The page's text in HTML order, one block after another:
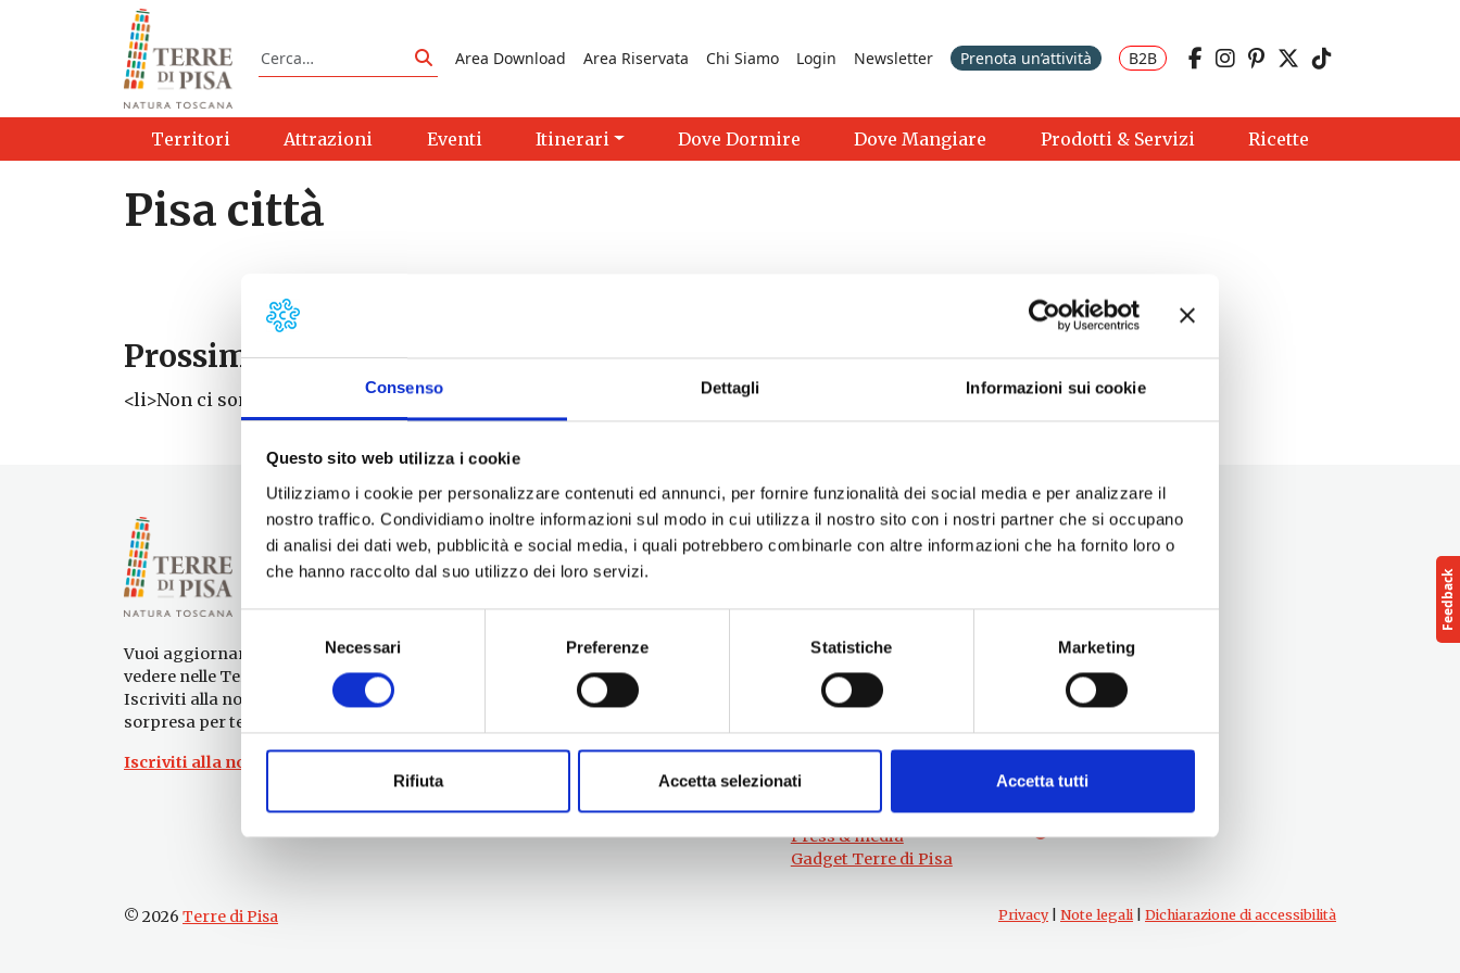
Consenso Dettagli Informazioni sui cookie
Questo sito web utilizza i cookie
Utilizziamo i cookie per personalizzare contenuti ed annunci, per fornire funzionalità dei social media e per analizzare il
nostro traffico. Condividiamo inoltre informazioni sul modo in cui utilizza il nostro sito con i nostri partner che si occupano
di analisi dei dati web, pubblicità e social media, i quali potrebbero combinarle con altre informazioni che ha fornito loro o
che hanno raccolto dal suo utilizzo dei loro servizi.
del
Necessari Preferenze Statistiche Marketing
Rifiuta Accetta selezionati Accetta tutti
Vai al contenuto
Cerca
Cerca
Area Download Area Riservata Chi Siamo Login Newsletter Prenota un’attività B2B
Territori Attrazioni Eventi Itinerari Dove Dormire Dove Mangiare Prodotti & Servizi Ricette
Pisa città
Prossimi eventi
<li>Non ci sono eventi con questo tag</li>
Vuoi aggiornamenti su cosa fare e cosa
vedere nelle Terre di Pisa?
Iscriviti alla nostra newsletter! Subito una
sorpresa per te!
Iscriviti alla nostra Newsletter!
Per informazioni
Servizio Promozione e Sviluppo delle
Ufficio Internazionalizzazione,
Turismo e Beni Culturali
turismo@tno.camcom.it
#lemieTerrediPisa
Esperienze
Territori
Itinerari
Prodotti e Servizi
Chi Siamo
Press & media
Gadget Terre di Pisa
Seguici su
© 2026 Terre di Pisa Privacy| Note legali Dichiarazione di accessibilità